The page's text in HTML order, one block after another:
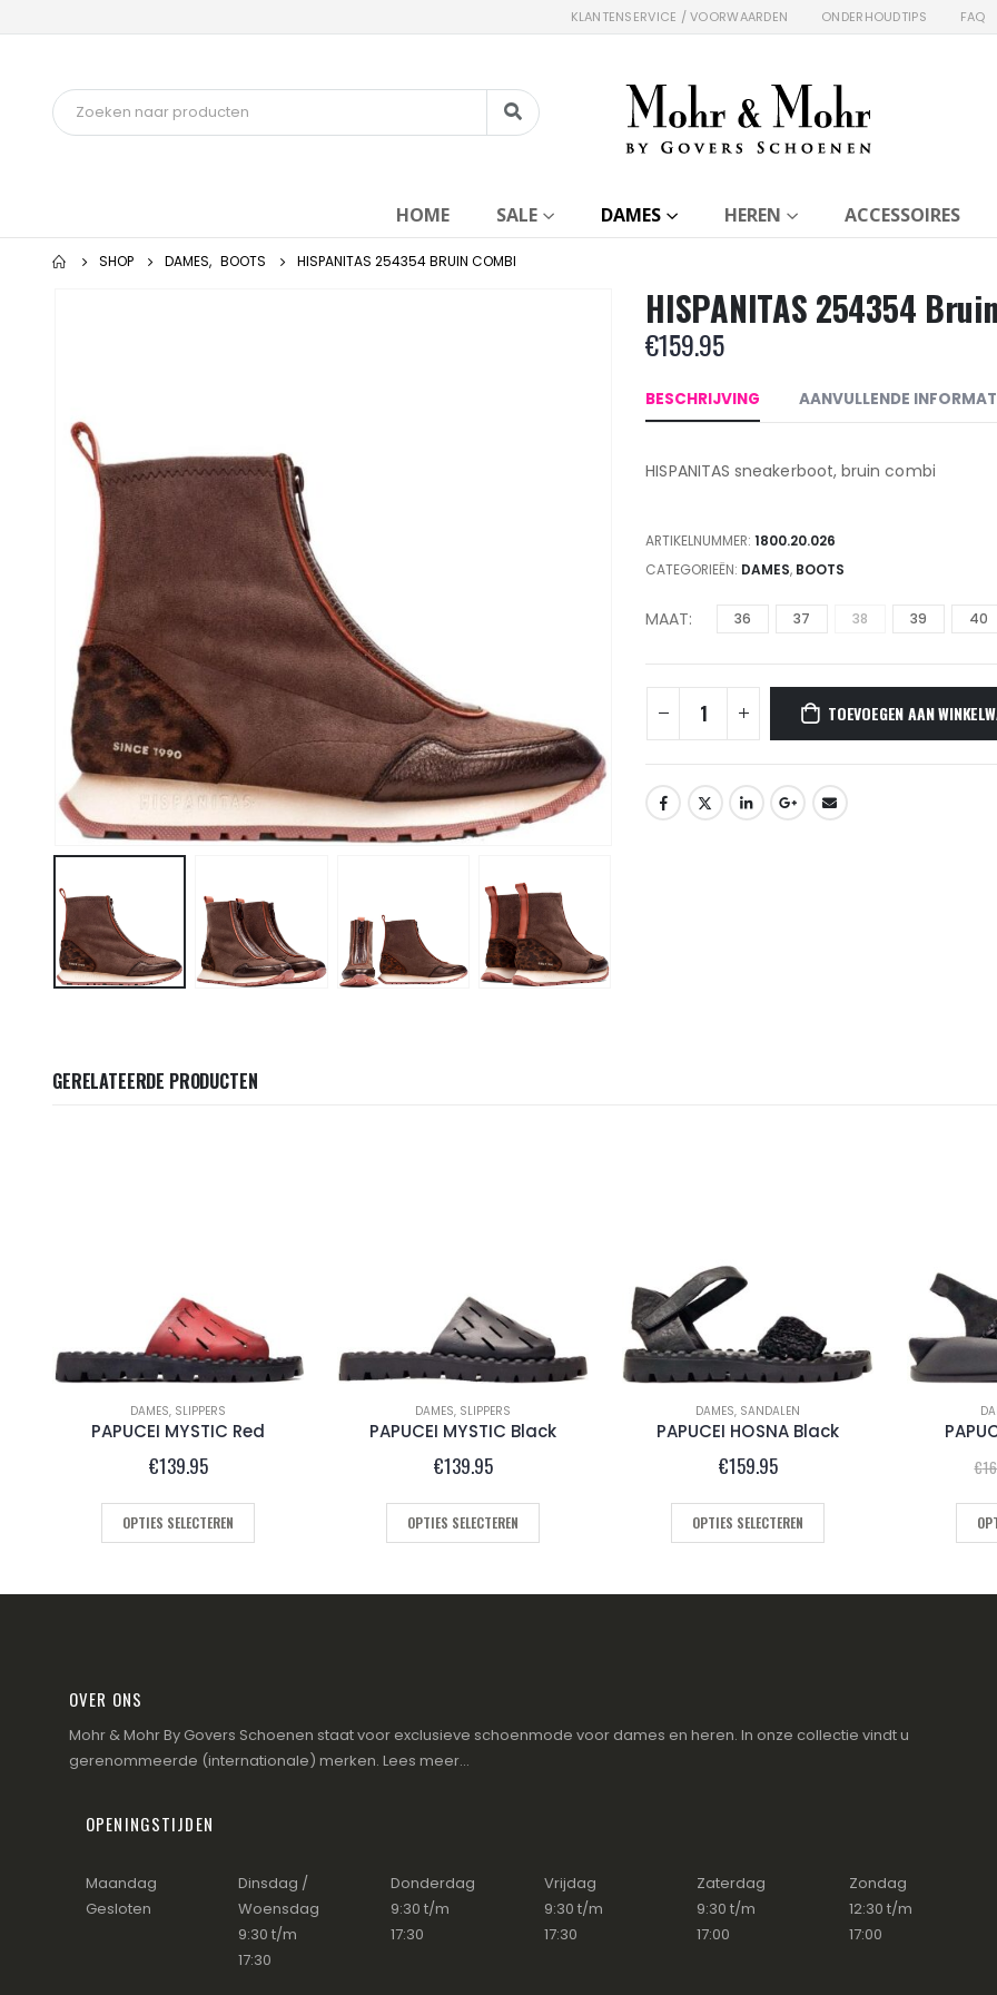
KLANTENSERVICE / VOORWAARDEN ONDERHOUDTIPS FAQ
HOME SALE DAMES HEREN ACCESSOIRES
SHOP DAMES, BOOTS HISPANITAS 254354 BRUIN COMBI
HISPANITAS 254354
€159.95
BESCHRIJVING AANVULLENDE
HISPANITAS sneakerboot, bruin combi
ARTIKELNUMMER:1800.20.026
CATEGORIEËN: DAMES, BOOTS
MAAT 36 37 38 39 40
TOEVOEGEN AAN
GERELATEERDE PRODUCTEN
DAMES, SLIPPERS
PAPUCEI MYSTIC Red
€139.95
OPTIES SELECTEREN
DAMES, SLIPPERS
PAPUCEI MYSTIC Black
€139.95
OPTIES SELECTEREN
DAMES, SANDALEN
PAPUCEI HOSNA Black
€159.95
OPTIES SELECTEREN
€
OVER ONS
Mohr & Mohr By Govers Schoenen staat voor exclusieve schoenmode voor dames en heren. In onze collectie vindt u
gerenommeerde (internationale) merken. Lees meer...
OPENINGSTIJDEN
Maandag
Gesloten
Dinsdag /
Woensdag
9:30 t/m
17:30
Donderdag
9:30 t/m
17:30
Vrijdag
9:30 t/m
17:30
Zaterdag
9:30 t/m
17:00
Zondag
12:30 t/m
17:00